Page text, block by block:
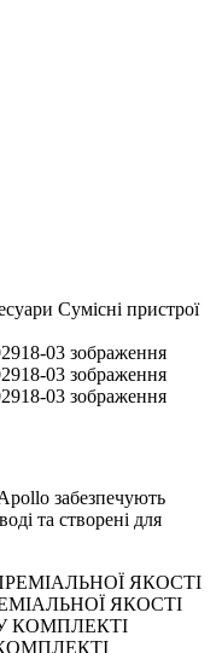
Сумісні пристрої
забезпечують
та створені для
ЯКОСТІ